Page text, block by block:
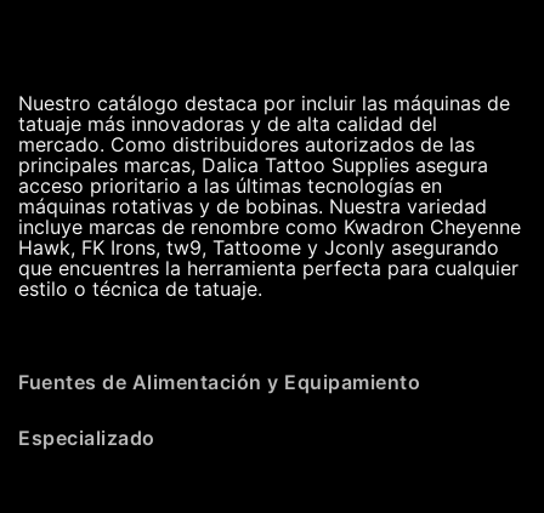
Nuestro catálogo destaca por incluir las máquinas de
tatuaje más innovadoras y de alta calidad del
mercado. Como distribuidores autorizados de las
principales marcas, Dalica Tattoo Supplies asegura
acceso prioritario a las últimas tecnologías en
máquinas rotativas y de bobinas. Nuestra variedad
incluye marcas de renombre como Kwadron Cheyenne
Hawk, FK Irons, tw9, Tattoome y Jconly asegurando
que encuentres la herramienta perfecta para cualquier
estilo o técnica de tatuaje.
Fuentes de Alimentación y Equipamiento
Especializado